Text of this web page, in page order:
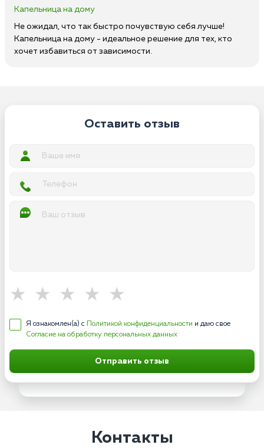
Капельница на дому
Не ожидал, что так быстро почувствую себя лучше!
Капельница на дому - идеальное решение для тех, кто
хочет избавиться от зависимости.
Оставить отзыв
Я ознакомлен(а) с Политикой конфиденциальности и даю свое
Согласие на обработку персональных данных
Отправить отзыв
Контакты